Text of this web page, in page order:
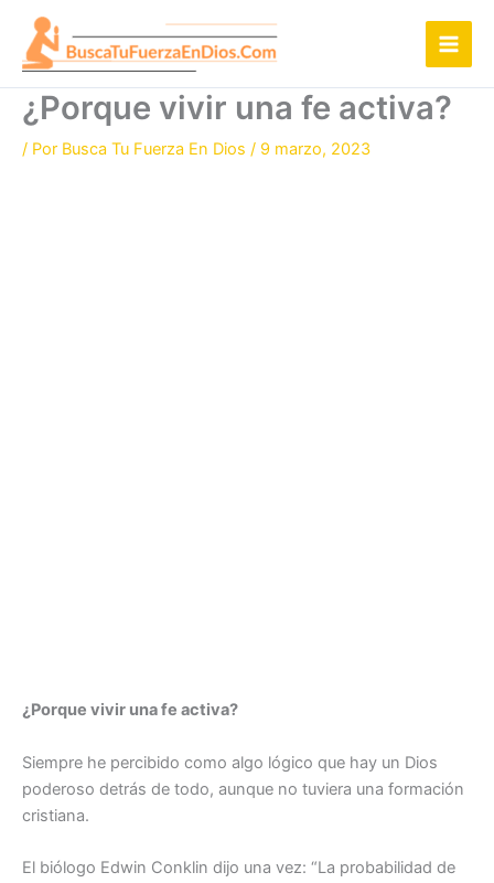
contenido
¿Porque vivir una fe activa?
/ Por Busca Tu Fuerza En Dios / 9 marzo, 2023
¿Porque vivir una fe activa?
Siempre he percibido como algo lógico que hay un Dios
poderoso detrás de todo, aunque no tuviera una formación
cristiana.
El biólogo Edwin Conklin dijo una vez: “La probabilidad de